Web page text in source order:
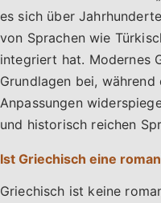
es sich über
von Sprachen wie
integriert hat. Modernes
Grundlagen bei,
Anpassungen
und historisch reichen
Ist Griechisch eine
Griechisch ist keine